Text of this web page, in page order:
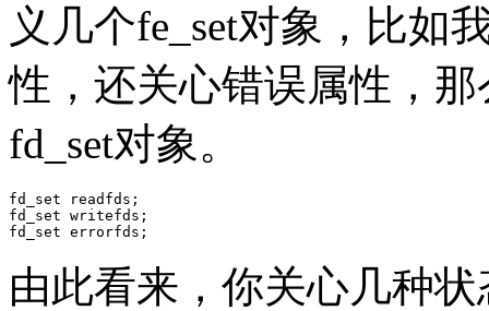
义几个fe_set对象，比如
性，还关心错误属性，
fd_set对象。
fd_set readfds;
fd_set writefds;
由此看来，你关心几种